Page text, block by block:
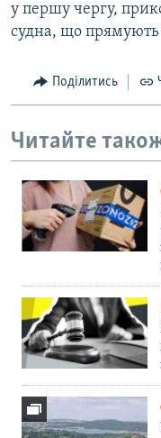
у першу чергу,
судна, що прямують
Поділитись
Читайте